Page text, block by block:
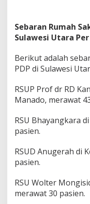
Sebaran Rumah
Sulawesi Utara Per
Berikut adalah
PDP di Sulawesi
RSUP Prof dr RD
Manado, merawat
RSU Bhayangkara
pasien.
RSUD Anugerah di
pasien.
RSU Wolter
merawat 30 pasien.